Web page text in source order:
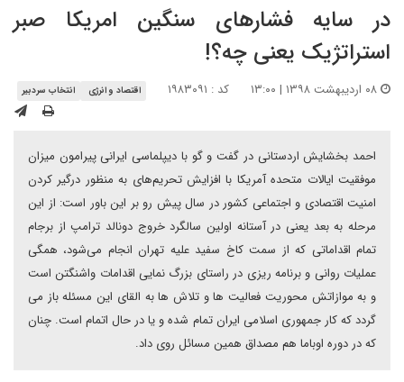
در سایه فشارهای سنگین امریکا صبر
استراتژیک یعنی چه؟!
کد : ۱۹۸۳۰۹۱ اقتصاد و انرژی انتخاب سردبیر
احمد بخشایش اردستانی در گفت و گو با دیپلماسی ایرانی پیرامون میزان
موفقیت ایالات متحده آمریکا با افزایش تحریم‌های به منظور درگیر کردن
امنیت اقتصادی و اجتماعی کشور در سال پیش رو بر این باور است: از این
مرحله به بعد یعنی در آستانه اولین سالگرد خروج دونالد ترامپ از برجام
تمام اقداماتی که از سمت کاخ سفید علیه تهران انجام می‌شود، همگی
عملیات روانی و برنامه ریزی در راستای بزرگ نمایی اقدامات واشنگتن است
و به موازاتش محوریت فعالیت ها و تلاش ها به القای این مسئله باز می
گردد که کار جمهوری اسلامی ایران تمام شده و یا در حال اتمام است. چنان
که در دوره اوباما هم مصداق همین مسائل روی داد.